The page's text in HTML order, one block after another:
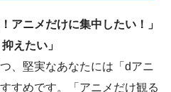
アニメだけに集中したい！」
えたい」
、堅実なあなたには「dアニ
すめです。「アニメだけ観る